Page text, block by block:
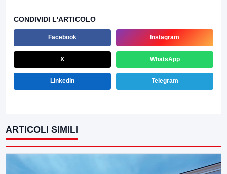
CONDIVIDI L'ARTICOLO
Facebook Instagram
X WhatsApp
LinkedIn Telegram
ARTICOLI SIMILI